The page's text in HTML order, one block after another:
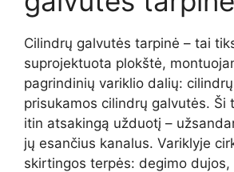
Cilindrų galvutės tarpinė – tai
suprojektuota plokštė,
pagrindinių variklio dalių:
prisukamos cilindrų galvutės. Ši
itin atsakingą užduotį –
jų esančius kanalus. Variklyje
skirtingos terpės: degimo dujos,